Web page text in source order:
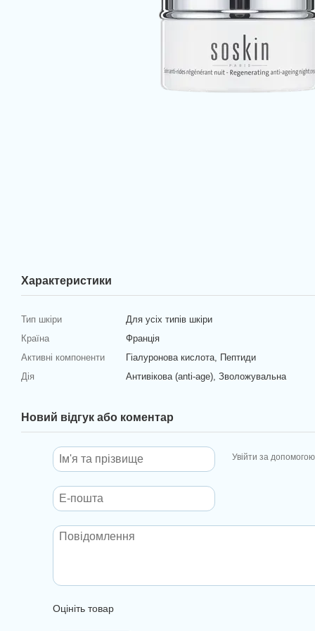
Характеристики
Тип шкіри
Для усіх типів шкіри
Країна
Франція
Активні компоненти
Гіалуронова кислота, Пептиди
Дія
Антивікова (anti-age), Зволожувальна
Новий відгук або коментар
Увійти за допомогою
Оцініть товар